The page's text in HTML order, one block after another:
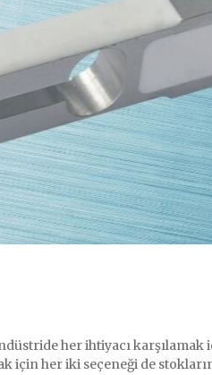
her ihtiyacı
için her iki seçeneği de